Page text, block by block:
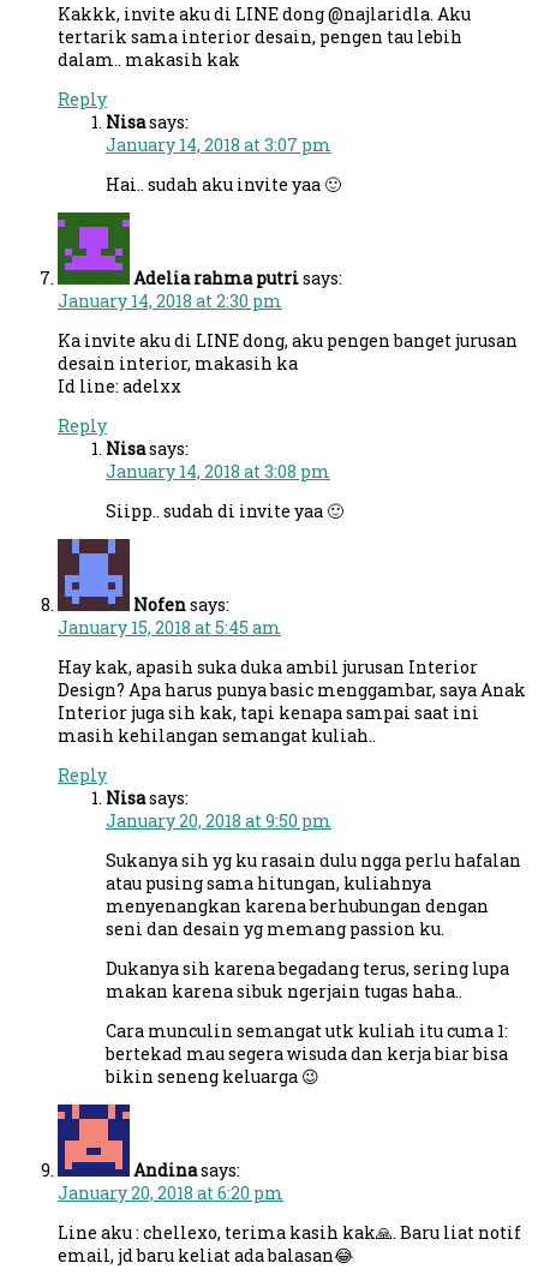
Kakkk, invite aku di LINE dong @najlaridla. Aku
tertarik sama interior desain, pengen tau lebih
dalam.. makasih kak
Reply
Nisasays:
January 14, 2018 at 3:07 pm
Hai.. sudah aku invite yaa 🙂
Adelia rahma putrisays:
January 14, 2018 at 2:30 pm
Ka invite aku di LINE dong, aku pengen banget jurusan
desain interior, makasih ka
Id line: adelxx
Reply
Nisasays:
January 14, 2018 at 3:08 pm
Siipp.. sudah di invite yaa 🙂
Nofensays:
January 15, 2018 at 5:45 am
Hay kak, apasih suka duka ambil jurusan Interior
Design? Apa harus punya basic menggambar, saya Anak
Interior juga sih kak, tapi kenapa sampai saat ini
masih kehilangan semangat kuliah..
Reply
Nisasays:
January 20, 2018 at 9:50 pm
Sukanya sih yg ku rasain dulu ngga perlu hafalan
atau pusing sama hitungan, kuliahnya
menyenangkan karena berhubungan dengan
seni dan desain yg memang passion ku.
Dukanya sih karena begadang terus, sering lupa
makan karena sibuk ngerjain tugas haha..
Cara munculin semangat utk kuliah itu cuma 1:
bertekad mau segera wisuda dan kerja biar bisa
bikin seneng keluarga 😉
Andinasays:
January 20, 2018 at 6:20 pm
Line aku : chellexo, terima kasih kak🙏. Baru liat notif
email, jd baru keliat ada balasan😂